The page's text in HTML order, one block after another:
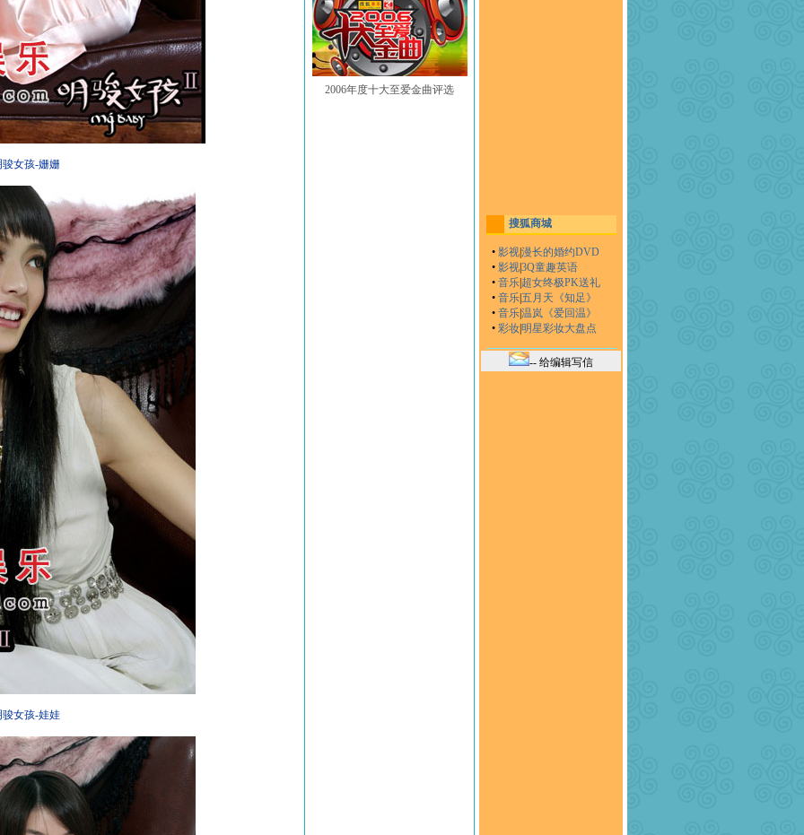
骏女孩-姗姗
骏女孩-娃娃
2006年度十大至爱金曲评选
搜狐商城
• 影视漫长的婚约DVD
• 影视3Q童趣英语
• 音乐 超女终极PK送礼
• 音乐五月天《知足》
• 音乐温岚《爱回温》
• 彩妆明星彩妆大盘点
-- 给编辑写信